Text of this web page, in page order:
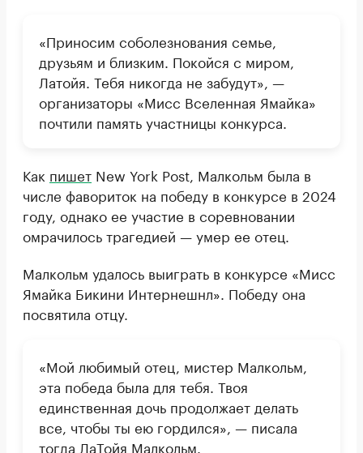
«Приносим соболезнования семье,
друзьям и близким. Покойся с миром,
Латойя. Тебя никогда не забудут», —
организаторы «Мисс Вселенная Ямайка»
почтили память участницы конкурса.
Как пишет New York Post, Малкольм была в
числе фавориток на победу в конкурсе в 2024
году, однако ее участие в соревновании
омрачилось трагедией — умер ее отец.
Малкольм удалось выиграть в конкурсе «Мисс
Ямайка Бикини Интернешнл». Победу она
посвятила отцу.
«Мой любимый отец, мистер Малкольм,
эта победа была для тебя. Твоя
единственная дочь продолжает делать
все, чтобы ты ею гордился», — писала
тогда ЛаТойя Малкольм.